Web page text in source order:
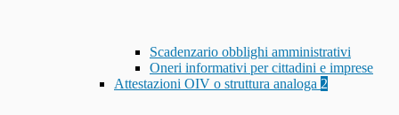
Scadenzario obblighi amministrativi
Oneri informativi per cittadini e imprese
Attestazioni OIV o struttura analoga 2